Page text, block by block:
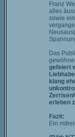
Franz
alles
sowie
Das
gefeiert
klang
erleben
Fazit:
Ein